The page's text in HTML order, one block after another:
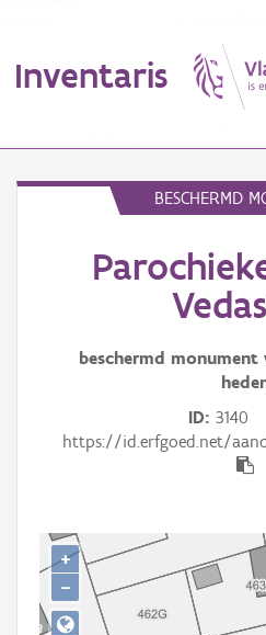
Inventaris
Erfgoedobject
Waarneming
Gebeurtenis
Downloads
Hergebruik
BESCHERMD
beschermd monument
ID 3140
https://id.erfgoed.net/
+
−